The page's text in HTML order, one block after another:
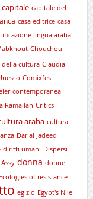
capitale capitale del
casa editrice casa
lingua araba
Chouchou
della cultura Claudia
Comixfest
contemporanea
Ramallah Critics
araba cultura
Dar al Jadeed
diritti umani Dispersi
donna donne
Ecologies of resistance
egizio Egypt's Nile